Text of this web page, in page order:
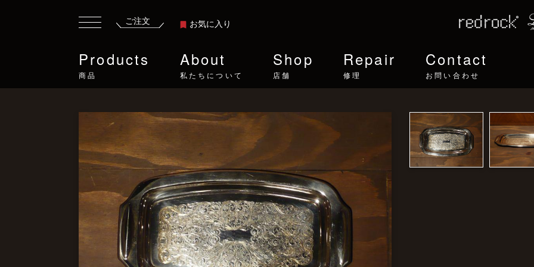
ご注文 お気に入り
Products
商品
About
私たちについて
Shop
店舗
Repair
修理
Contact
お問い合わせ